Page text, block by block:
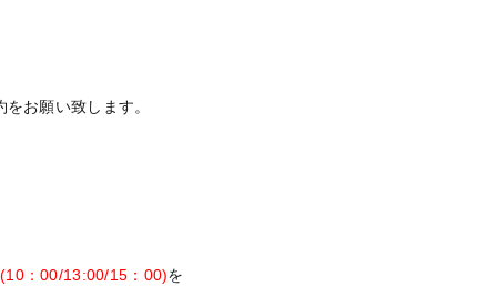
お願い致します。
：00/13:00/15：00)を